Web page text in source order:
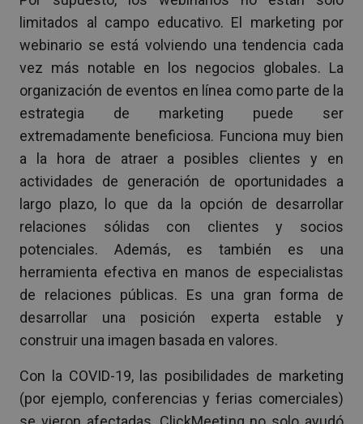
limitados al campo educativo. El marketing por
webinario se está volviendo una tendencia cada
vez más notable en los negocios globales. La
organización de eventos en línea como parte de la
estrategia de marketing puede ser
extremadamente beneficiosa. Funciona muy bien
a la hora de atraer a posibles clientes y en
actividades de generación de oportunidades a
largo plazo, lo que da la opción de desarrollar
relaciones sólidas con clientes y socios
potenciales. Además, es también es una
herramienta efectiva en manos de especialistas
de relaciones públicas. Es una gran forma de
desarrollar una posición experta estable y
construir una imagen basada en valores.
Con la COVID-19, las posibilidades de marketing
(por ejemplo, conferencias y ferias comerciales)